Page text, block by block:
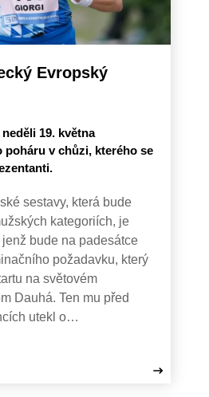
Evropský
19. května
poháru v chůzi, kterého se
sestavy, která bude
kategoriích, je
bude na padesátce
požadavku, který
na světovém
Dauhá. Ten mu před
utekl o…